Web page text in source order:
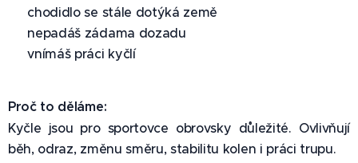
✅ chodidlo se stále dotýká země
✅ nepadáš zádama dozadu
✅ vnímáš práci kyčlí
Proč to děláme:
Kyčle jsou pro sportovce obrovsky důležité. Ovlivňují
běh, odraz, změnu směru, stabilitu kolen i práci trupu.